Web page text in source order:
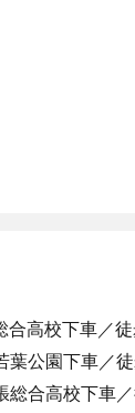
合高校下車／
葉公園下車／
総合高校下車